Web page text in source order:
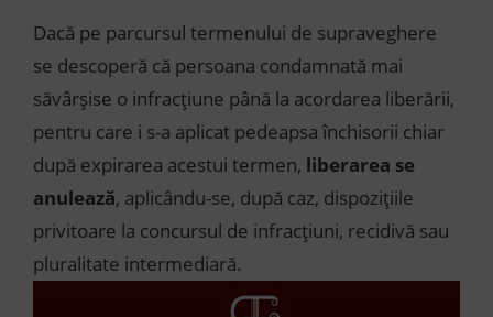
Dacă pe parcursul termenului de supraveghere
se descoperă că persoana condamnată mai
săvârșise o infracțiune până la acordarea liberării,
pentru care i s-a aplicat pedeapsa închisorii chiar
după expirarea acestui termen, liberarea se
anulează, aplicându-se, după caz, dispozițiile
privitoare la concursul de infracțiuni, recidivă sau
pluralitate intermediară.